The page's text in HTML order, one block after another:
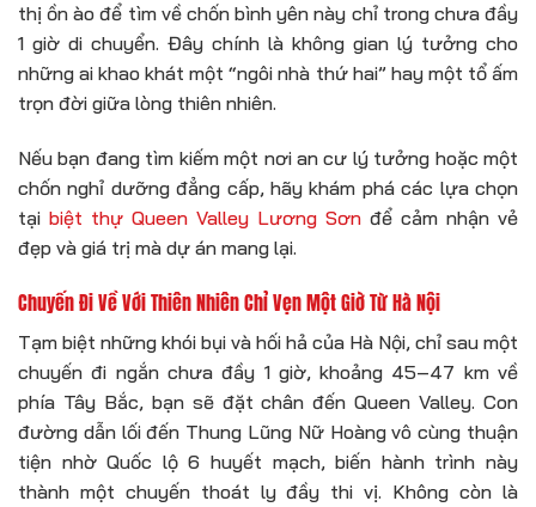
thị ồn ào để tìm về chốn bình yên này chỉ trong chưa đầy
1 giờ di chuyển. Đây chính là không gian lý tưởng cho
những ai khao khát một “ngôi nhà thứ hai” hay một tổ ấm
trọn đời giữa lòng thiên nhiên.
Nếu bạn đang tìm kiếm một nơi an cư lý tưởng hoặc một
chốn nghỉ dưỡng đẳng cấp, hãy khám phá các lựa chọn
tại biệt thự Queen Valley Lương Sơn để cảm nhận vẻ
đẹp và giá trị mà dự án mang lại.
Chuyến Đi Về Với Thiên Nhiên Chỉ Vẹn Một Giờ Từ Hà Nội
Tạm biệt những khói bụi và hối hả của Hà Nội, chỉ sau một
chuyến đi ngắn chưa đầy 1 giờ, khoảng 45–47 km về
phía Tây Bắc, bạn sẽ đặt chân đến Queen Valley. Con
đường dẫn lối đến Thung Lũng Nữ Hoàng vô cùng thuận
tiện nhờ Quốc lộ 6 huyết mạch, biến hành trình này
thành một chuyến thoát ly đầy thi vị. Không còn là